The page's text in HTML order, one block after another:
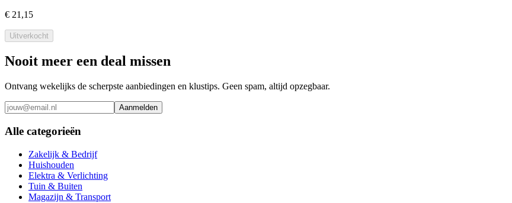
€ 21,15
Uitverkocht
Nooit meer een deal missen
Ontvang wekelijks de scherpste aanbiedingen en klustips. Geen spam, altijd opzegbaar.
Aanmelden
Alle categorieën
Zakelijk & Bedrijf
Huishouden
Elektra & Verlichting
Tuin & Buiten
Magazijn & Transport